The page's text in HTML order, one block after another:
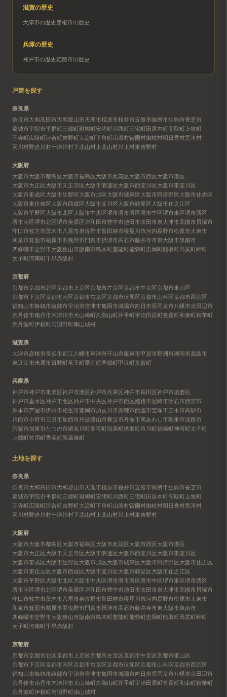
滋賀の歴史
大津市の歴史 彦根市の歴史
兵庫の歴史
神戸市の歴史姫路市の歴史
戸建を探す
奈良県
奈良市大和高田市大和郡山市天理市橿原市桜井市五條市御所市生駒市香芝市
葛城市宇陀市平群町三郷町斑鳩町安堵町川西町三宅町田原本町高取町 上牧町
王寺町広陵町河合町吉野町大淀町下市町山添村曽爾村御杖村明日香村黒滝村
天川村野迫川村十津川村下北山村 上北山村川上村東吉野村
大阪府
大阪市大阪市都島区大阪市福島区大阪市此花区大阪市西区大阪市港区
大阪市大正区大阪市天王寺区大阪市浪速区大阪市西淀川区大阪市東淀川区
大阪市東成区大阪市生野区大阪市旭区大阪市城東区大阪市阿倍野区大阪市住吉区
大阪市東住吉区大阪市西成区大阪市淀川区大阪市鶴見区大阪市住之江区
大阪市平野区大阪市北区大阪市中央区堺市堺市堺区堺市中区堺市東区堺市西区
堺市南区堺市北区堺市美原区岸和田市豊中市池田市吹田市泉大津市高槻市 貝塚市
守口市枚方市茨木市八尾市泉佐野市富田林市寝屋川市河内長野市松原市大東市
和泉市箕面市柏原市羽曳野市門真市摂津市高石市藤井寺市東大阪市泉南市
四條畷市交野市大阪狭山市阪南市島本町豊能町能勢町忠岡町熊取町田尻町岬町
太子町河南町千早赤阪村
京都府
京都市京都市北区京都市上京区京都市左京区京都市中京区京都市東山区
京都市下京区京都市南区京都市右京区京都市伏見区京都市山科区京都市西京区
福知山市舞鶴市綾部市宇治市宮津市亀岡市城陽市向日市長岡京市八幡市京田辺市
京丹後市南丹市木津川市大山崎町久御山町井手町宇治田原町笠置町和束町精華町
京丹波町伊根町与謝野町南山城村
滋賀県
大津市彦根市長浜市近江八幡市草津市守山市栗東市甲賀市野洲市湖南市高島市
東近江市米原市日野町竜王町愛荘町豊郷町甲良町多賀町
兵庫県
神戸市神戸市東灘区神戸市灘区神戸市兵庫区神戸市長田区神戸市須磨区
神戸市垂水区神戸市北区神戸市中央区神戸市西区姫路市尼崎市明石市西宮市
洲本市芦屋市伊丹市相生市豊岡市加古川市赤穂市西脇市宝塚市三木市高砂市
川西市小野市三田市加西市丹波篠山市養父市丹波市南あわじ市朝来市淡路市
宍粟市加東市たつの市猪名川町多可町稲美町播磨町市川町福崎町神河町太子町
上郡町佐用町香美町新温泉町
土地を探す
奈良県
奈良市大和高田市大和郡山市天理市橿原市桜井市五條市御所市生駒市香芝市
葛城市宇陀市平群町三郷町斑鳩町安堵町川西町三宅町田原本町高取町 上牧町
王寺町広陵町河合町吉野町大淀町下市町山添村曽爾村御杖村明日香村黒滝村
天川村野迫川村十津川村下北山村 上北山村川上村東吉野村
大阪府
大阪市大阪市都島区大阪市福島区大阪市此花区大阪市西区大阪市港区
大阪市大正区大阪市天王寺区大阪市浪速区大阪市西淀川区大阪市東淀川区
大阪市東成区大阪市生野区大阪市旭区大阪市城東区大阪市阿倍野区大阪市住吉区
大阪市東住吉区大阪市西成区大阪市淀川区大阪市鶴見区大阪市住之江区
大阪市平野区大阪市北区大阪市中央区堺市堺市堺区堺市中区堺市東区堺市西区
堺市南区堺市北区堺市美原区岸和田市豊中市池田市吹田市泉大津市高槻市 貝塚市
守口市枚方市茨木市八尾市泉佐野市富田林市寝屋川市河内長野市松原市大東市
和泉市箕面市柏原市羽曳野市門真市摂津市高石市藤井寺市東大阪市泉南市
四條畷市交野市大阪狭山市阪南市島本町豊能町能勢町忠岡町熊取町田尻町岬町
太子町河南町千早赤阪村
京都府
京都市京都市北区京都市上京区京都市左京区京都市中京区京都市東山区
京都市下京区京都市南区京都市右京区京都市伏見区京都市山科区京都市西京区
福知山市舞鶴市綾部市宇治市宮津市亀岡市城陽市向日市長岡京市八幡市京田辺市
京丹後市南丹市木津川市大山崎町久御山町井手町宇治田原町笠置町和束町精華町
京丹波町伊根町与謝野町南山城村